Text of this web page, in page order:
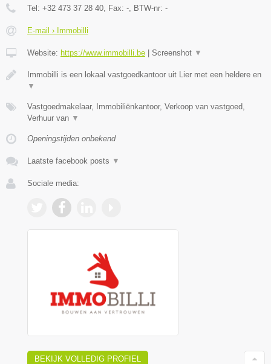
Tel: +32 473 37 28 40, Fax: -, BTW-nr: -
E-mail › Immobilli
Website: https://www.immobilli.be Screenshot ▼
Immobilli is een lokaal vastgoedkantoor uit Lier met een heldere en
▼
Vastgoedmakelaar, Immobiliënkantoor, Verkoop van vastgoed,
Verhuur van ▼
Openingstijden onbekend
Laatste facebook posts ▼
Sociale media:
BEKIJK VOLLEDIG PROFIEL